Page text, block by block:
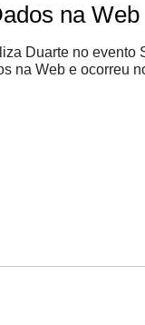
na Web
Duarte no evento
na Web e ocorreu